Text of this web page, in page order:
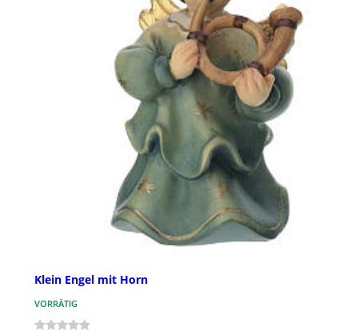
Klein Engel mit Horn
VORRÄTIG